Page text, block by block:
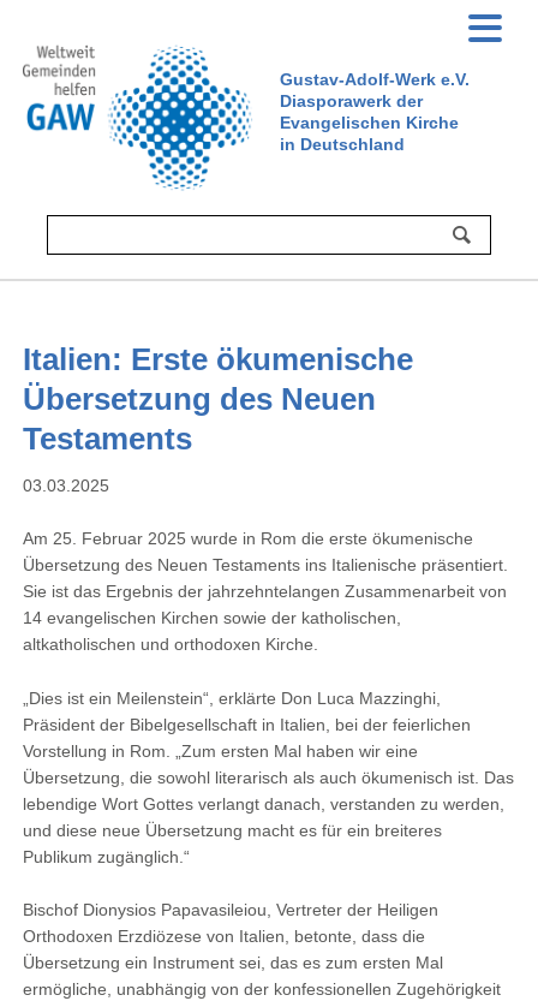
Gustav-Adolf-Werk e.V.
Diasporawerk der
Evangelischen Kirche
in Deutschland
Italien: Erste ökumenische
Übersetzung des Neuen
Testaments
03.03.2025
Am 25. Februar 2025 wurde in Rom die erste ökumenische
Übersetzung des Neuen Testaments ins Italienische präsentiert.
Sie ist das Ergebnis der jahrzehntelangen Zusammenarbeit von
14 evangelischen Kirchen sowie der katholischen,
altkatholischen und orthodoxen Kirche.
„Dies ist ein Meilenstein“, erklärte Don Luca Mazzinghi,
Präsident der Bibelgesellschaft in Italien, bei der feierlichen
Vorstellung in Rom. „Zum ersten Mal haben wir eine
Übersetzung, die sowohl literarisch als auch ökumenisch ist. Das
lebendige Wort Gottes verlangt danach, verstanden zu werden,
und diese neue Übersetzung macht es für ein breiteres
Publikum zugänglich.“
Bischof Dionysios Papavasileiou, Vertreter der Heiligen
Orthodoxen Erzdiözese von Italien, betonte, dass die
Übersetzung ein Instrument sei, das es zum ersten Mal
ermögliche, unabhängig von der konfessionellen Zugehörigkeit